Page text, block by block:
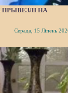
ПРЫВЕЗЛІ НА
Серада, 15 Ліпень